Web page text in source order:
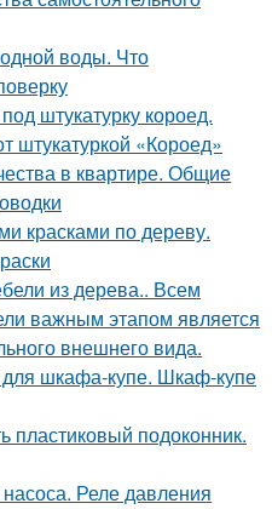
воды. Что
штукатурку короед.
штукатуркой «Короед»
в квартире. Общие
красками по дереву.
из дерева.. Всем
важным этапом является
внешнего вида.
шкафа-купе. Шкаф-купе
пластиковый подоконник.
Реле давления